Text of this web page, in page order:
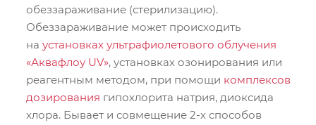
обеззараживание (стерилизацию).
Обеззараживание может происходить
на установках ультрафиолетового облучения
«Аквафлоу UV», установках озонирования или
реагентным методом, при помощи комплексов
дозирования гипохлорита натрия, диоксида
хлора. Бывает и совмещение 2-х способов